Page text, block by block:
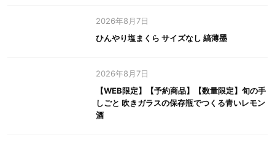
2026年8月7日
ひんやり塩まくら サイズなし 縞薄墨
2026年8月7日
【WEB限定】【予約商品】【数量限定】旬の手
しごと 吹きガラスの保存瓶でつくる青いレモン
酒